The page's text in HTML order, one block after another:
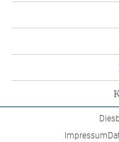
Impressum